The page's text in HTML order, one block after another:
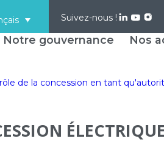
Suivez-nous !
Notre gouvernance Nos
de la concession en tant